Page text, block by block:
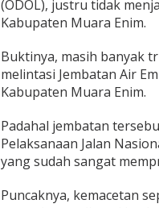
t
u
a
r
a
B
r
u
a
,
(ODOL), justru tidak
Kabupaten Muara Enim.
Buktinya, masih banyak
melintasi Jembatan Air
Kabupaten Muara Enim.
Padahal jembatan
Pelaksanaan Jalan
yang sudah sangat
Puncaknya, kemacetan